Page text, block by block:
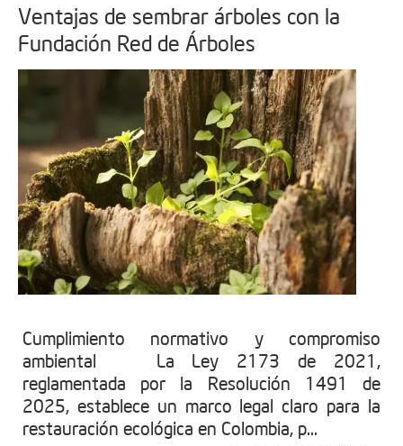
Ventajas de sembrar árboles con la
Fundación Red de Árboles
Cumplimiento normativo y compromiso
ambiental La Ley 2173 de 2021,
reglamentada por la Resolución 1491 de
2025, establece un marco legal claro para la
restauración ecológica en Colombia, p...